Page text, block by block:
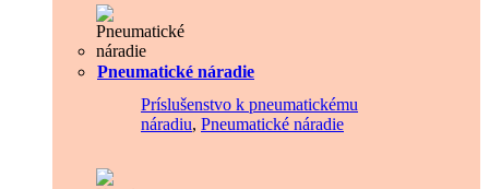
Pneumatické náradie
Príslušenstvo k pneumatickému
náradiu, Pneumatické náradie